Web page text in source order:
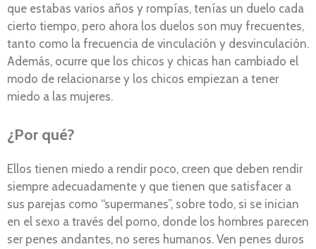
que estabas varios años y rompías, tenías un duelo cada
cierto tiempo, pero ahora los duelos son muy frecuentes,
tanto como la frecuencia de vinculación y desvinculación.
Además, ocurre que los chicos y chicas han cambiado el
modo de relacionarse y los chicos empiezan a tener
miedo a las mujeres.
¿Por qué?
Ellos tienen miedo a rendir poco, creen que deben rendir
siempre adecuadamente y que tienen que satisfacer a
sus parejas como “supermanes”, sobre todo, si se inician
en el sexo a través del porno, donde los hombres parecen
ser penes andantes, no seres humanos. Ven penes duros